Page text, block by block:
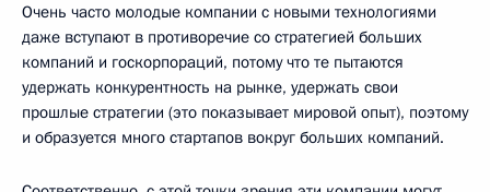
Очень часто молодые компании с новыми технологиями
даже вступают в противоречие со стратегией больших
компаний и госкорпораций, потому что те пытаются
удержать конкурентность на рынке, удержать свои
прошлые стратегии (это показывает мировой опыт), поэтому
и образуется много стартапов вокруг больших компаний.